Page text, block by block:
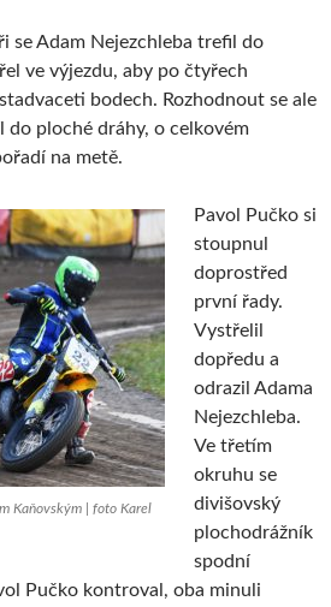
se Adam Nejezchleba trefil do
ve výjezdu, aby po čtyřech
bodech. Rozhodnout se ale
do ploché dráhy, o celkovém
na metě.
Kaňovským | foto Karel
Pavol Pučko si
stoupnul
doprostřed
první řady.
Vystřelil
dopředu a
odrazil Adama
Nejezchleba.
Ve třetím
okruhu se
divišovský
plochodrážník
spodní
Pučko kontroval, oba minuli